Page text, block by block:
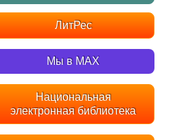
ЛитРес
Мы в MAX
Национальная
электронная библиотека